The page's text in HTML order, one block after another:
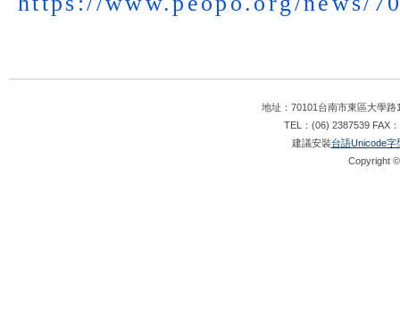
地址：70101台南市東區大學
TEL：(06) 2387539 FAX
建議安裝台語Unicode字
Copyright